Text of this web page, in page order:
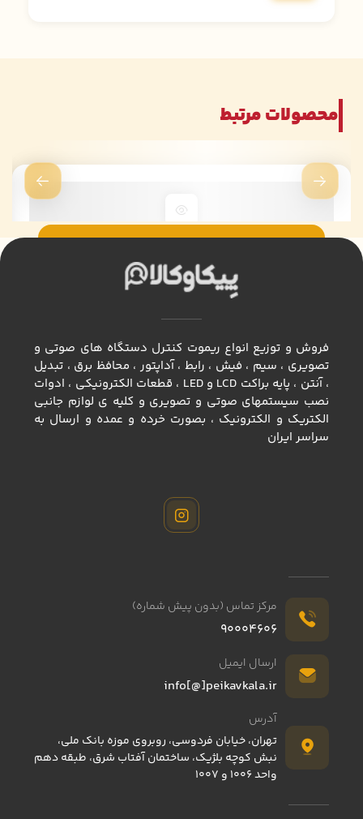
محصولات مرتبط
فروش و توزیع انواع ريموت كنترل دستگاه های صوتی و
تصویری ، سيم ، فيش ، رابط ، آداپتور ، محافظ برق ، تبديل
، آنتن ، پايه براكت LCD و LED ، قطعات الكترونيكي ، ادوات
نصب سيستمهاي صوتي و تصويري و كليه ي لوازم جانبي
الكتريك و الكترونيك ، بصورت خرده و عمده و ارسال به
سراسر ايران
مرکز تماس (بدون پیش شماره)
90004606
ارسال ایمیل
info[@]peikavkala.ir
آدرس
تهران، خیابان فردوسی، روبروی موزه بانک ملی،
نبش کوچه بلژیک، ساختمان آفتاب شرق، طبقه دهم
واحد 1006 و 1007